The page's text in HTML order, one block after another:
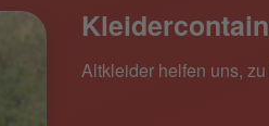
Altkleider helfen uns,